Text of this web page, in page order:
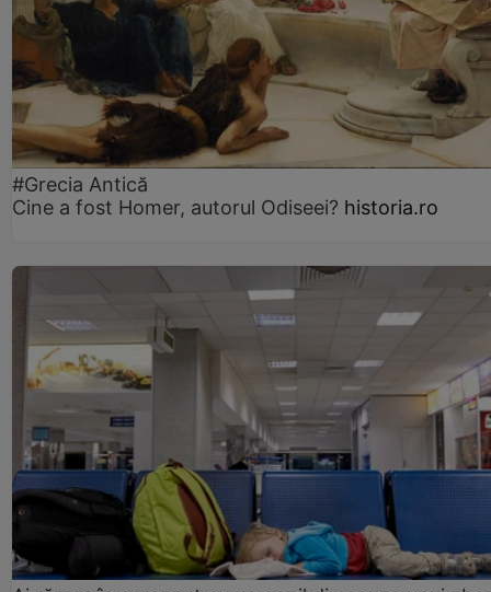
#Grecia Antică
Cine a fost Homer, autorul Odiseei? historia.ro